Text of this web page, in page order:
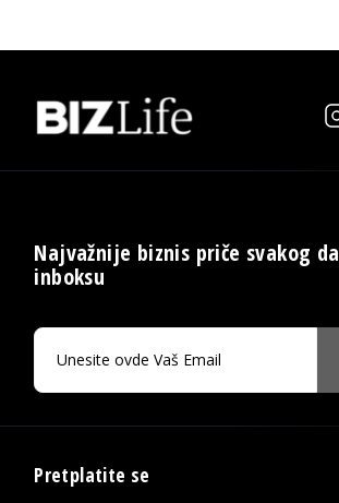
Najvažnije biznis priče svakog
inboksu
Pretplatite se